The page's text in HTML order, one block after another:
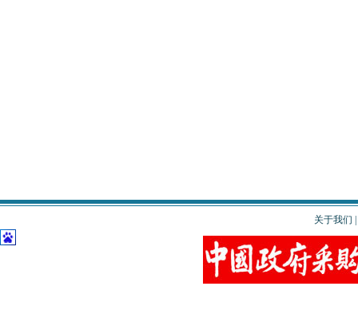
关于我们